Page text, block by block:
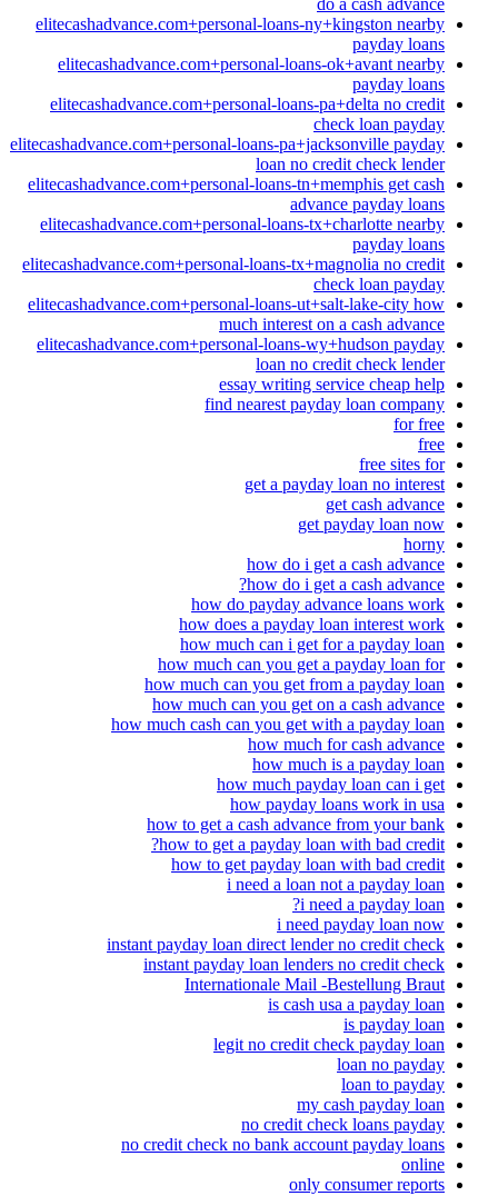
do a cash advance
elitecashadvance.com+personal-loans-ny+kingston nearby
payday loans
elitecashadvance.com+personal-loans-ok+avant nearby
payday loans
elitecashadvance.com+personal-loans-pa+delta no credit
check loan payday
elitecashadvance.com+personal-loans-pa+jacksonville payday
loan no credit check lender
elitecashadvance.com+personal-loans-tn+memphis get cash
advance payday loans
elitecashadvance.com+personal-loans-tx+charlotte nearby
payday loans
elitecashadvance.com+personal-loans-tx+magnolia no credit
check loan payday
elitecashadvance.com+personal-loans-ut+salt-lake-city how
much interest on a cash advance
elitecashadvance.com+personal-loans-wy+hudson payday
loan no credit check lender
essay writing service cheap help
find nearest payday loan company
for free
free
free sites for
get a payday loan no interest
get cash advance
get payday loan now
horny
how do i get a cash advance
how do i get a cash advance?
how do payday advance loans work
how does a payday loan interest work
how much can i get for a payday loan
how much can you get a payday loan for
how much can you get from a payday loan
how much can you get on a cash advance
how much cash can you get with a payday loan
how much for cash advance
how much is a payday loan
how much payday loan can i get
how payday loans work in usa
how to get a cash advance from your bank
how to get a payday loan with bad credit?
how to get payday loan with bad credit
i need a loan not a payday loan
i need a payday loan?
i need payday loan now
instant payday loan direct lender no credit check
instant payday loan lenders no credit check
Internationale Mail -Bestellung Braut
is cash usa a payday loan
is payday loan
legit no credit check payday loan
loan no payday
loan to payday
my cash payday loan
no credit check loans payday
no credit check no bank account payday loans
online
only consumer reports